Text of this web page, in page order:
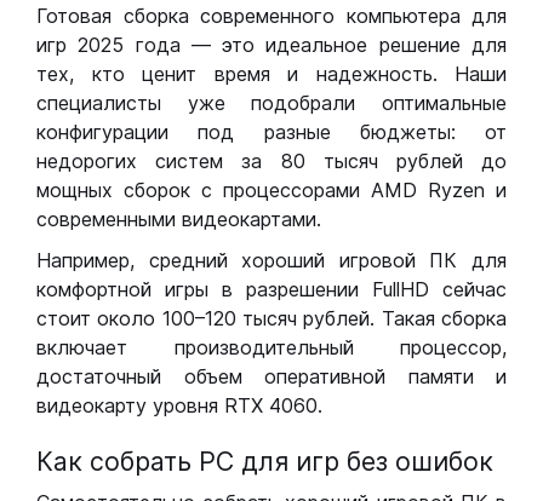
Готовая сборка современного компьютера для
игр 2025 года — это идеальное решение для
тех, кто ценит время и надежность. Наши
специалисты уже подобрали оптимальные
конфигурации под разные бюджеты: от
недорогих систем за 80 тысяч рублей до
мощных сборок с процессорами AMD Ryzen и
современными видеокартами.
Например, средний хороший игровой ПК для
комфортной игры в разрешении FullHD сейчас
стоит около 100–120 тысяч рублей. Такая сборка
включает производительный процессор,
достаточный объем оперативной памяти и
видеокарту уровня RTX 4060.
Как собрать РС для игр без ошибок